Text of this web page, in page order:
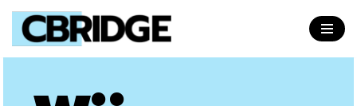
Skip
to